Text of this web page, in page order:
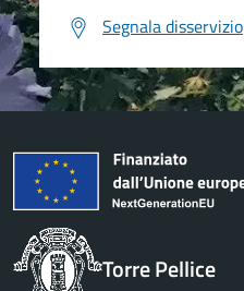
Segnala disservizio
Torre Pellice